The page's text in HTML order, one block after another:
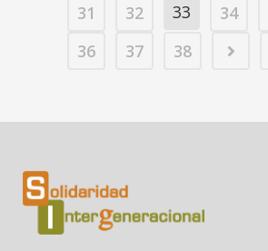
31
32 33 34
36
37 38